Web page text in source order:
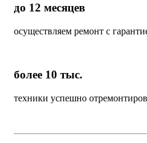
до 12 месяцев
осуществляем ремонт с
более 10 тыс.
техники успешно